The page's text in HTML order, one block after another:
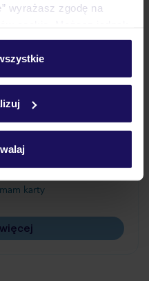
wyrażasz zgodę na
w zakładkę
cookie znajdziesz
TUI?
karty